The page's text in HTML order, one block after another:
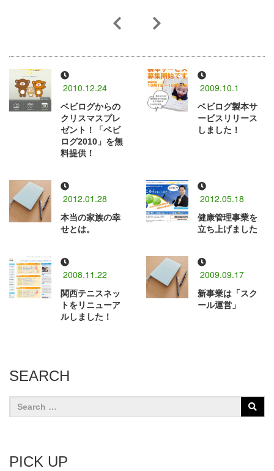
2010.12.24
ベビログからの
クリスマスプレ
ゼント！「ベビ
ログ2010」を無
料提供！
2009.10.1
ベビログ製本サ
ービスリリース
しました！
2012.01.28
本当の家族の幸
せとは。
2012.05.18
健康管理事業を
立ち上げました
2008.11.22
関西テニスネッ
トをリニューア
ルしました！
2009.09.17
新事業は「スク
ール運営」
SEARCH
PICK UP